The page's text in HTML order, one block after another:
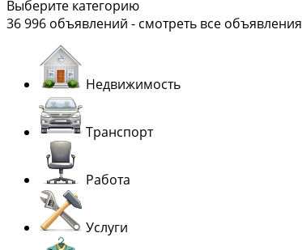
Выберите категорию
36 996 объявлений - смотреть все объявления
Недвижимость
Транспорт
Работа
Услуги